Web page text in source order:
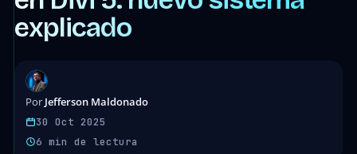
explicado
Por Jefferson Maldonado
30 Oct 2025
6 min de lectura